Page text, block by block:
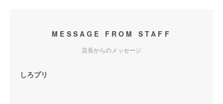
MESSAGE FROM STAFF
店長からのメッセージ
しろプリ